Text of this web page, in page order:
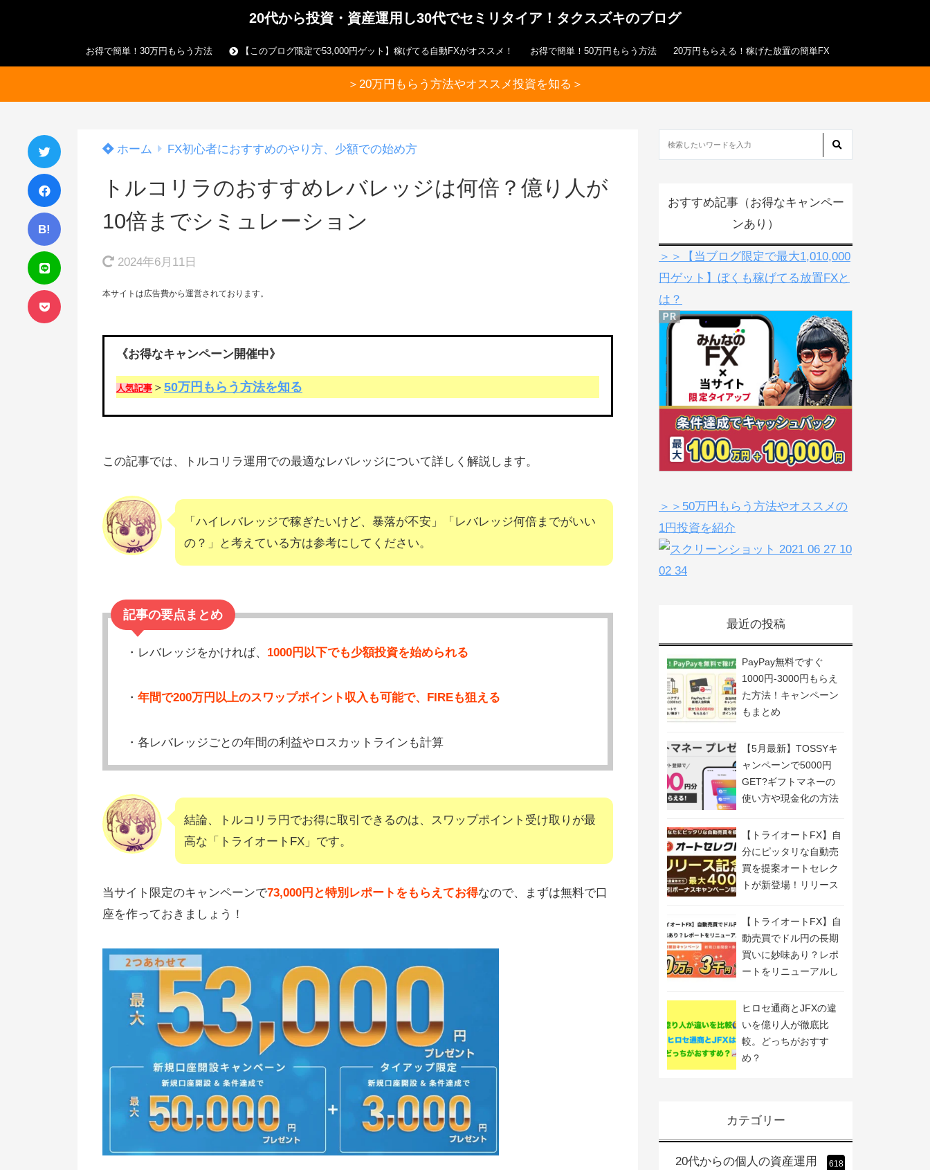
20代から投資・資産運用し30代でセミリタイア！タクスズキのブログ
お得で簡単！30万円もらう方法 【このブログ限定で53,000円ゲット】稼げてる自動FXがオススメ！ お得で簡単！50万円もらう方法 20万円もらえる！稼げた放置の簡単FX
＞20万円もらう方法やオススメ投資を知る＞
B!
ホーム FX初心者におすすめのやり方、少額での始め方
トルコリラのおすすめレバレッジは何倍？億り人が
10倍までシミュレーション
2024年6月11日
本サイトは広告費から運営されております。
《お得なキャンペーン開催中》
人気記事 ＞ 50万円もらう方法を知る
この記事では、トルコリラ運用での最適なレバレッジについて詳しく解説します。
「ハイレバレッジで稼ぎたいけど、暴落が不安」「レバレッジ何倍までがいい
の？」と考えている方は参考にしてください。
記事の要点まとめ
・レバレッジをかければ、 1000円以下でも少額投資を始められる
・ 年間で200万円以上のスワップポイント収入も可能で、FIREも狙える
・各レバレッジごとの年間の利益やロスカットラインも計算
結論、トルコリラ円でお得に取引できるのは、スワップポイント受け取りが最
高な「トライオートFX」です。
当サイト限定のキャンペーンで73,000円と特別レポートをもらえてお得なので、まずは無料で口
座を作っておきましょう！
おすすめ記事（お得なキャンペー
ンあり）
＞＞【当ブログ限定で最大1,010,000
円ゲット】ぼくも稼げてる放置FXと
は？
＞＞50万円もらう方法やオススメの
1円投資を紹介
最近の投稿
PayPay無料ですぐ
1000円-3000円もらえ
た方法！キャンペーン
もまとめ
【5月最新】TOSSYキ
ャンペーンで5000円
GET?ギフトマネーの
使い方や現金化の方法
【トライオートFX】自
分にピッタリな自動売
買を提案オートセレク
トが新登場！リリース
催！
【トライオートFX】自
動売買でドル円の長期
買いに妙味あり？レポ
ートをリニューアルし
ヒロセ通商とJFXの違
いを億り人が徹底比
較。どっちがおすす
め？
カテゴリー
20代からの個人の資産運用 618